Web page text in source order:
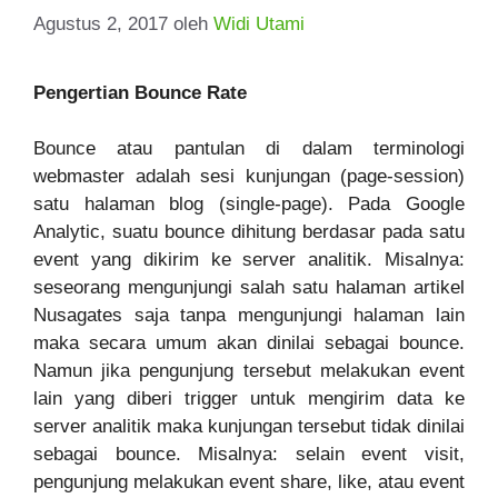
Agustus 2, 2017 oleh Widi Utami
Pengertian Bounce Rate
Bounce atau pantulan di dalam terminologi
webmaster adalah sesi kunjungan (page-session)
satu halaman blog (single-page). Pada Google
Analytic, suatu bounce dihitung berdasar pada satu
event yang dikirim ke server analitik. Misalnya:
seseorang mengunjungi salah satu halaman artikel
Nusagates saja tanpa mengunjungi halaman lain
maka secara umum akan dinilai sebagai bounce.
Namun jika pengunjung tersebut melakukan event
lain yang diberi trigger untuk mengirim data ke
server analitik maka kunjungan tersebut tidak dinilai
sebagai bounce. Misalnya: selain event visit,
pengunjung melakukan event share, like, atau event